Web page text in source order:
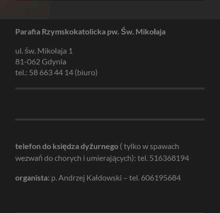
Parafia Rzymskokatolicka pw. Św. Mikołaja
ul. św. Mikołaja 1
81-062 Gdynia
tel.: 58 663 44 14 (biuro)
telefon do księdza dyżurnego ( tylko w spawach
wezwań do chorych i umierających): tel. 516368194
organista: p. Andrzej Kałdowski – tel. 606195684